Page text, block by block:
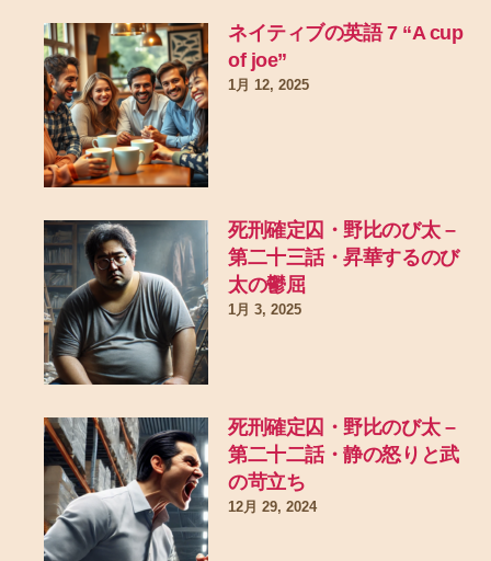
ネイティブの英語 7 “A cup
of joe”
1月 12, 2025
死刑確定囚・野比のび太 –
第二十三話・昇華するのび
太の鬱屈
1月 3, 2025
死刑確定囚・野比のび太 –
第二十二話・静の怒りと武
の苛立ち
12月 29, 2024